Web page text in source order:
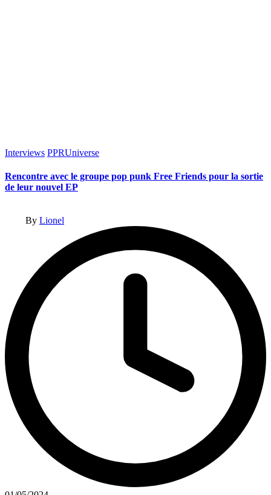
Posted
Interviews PPRUniverse
Rencontre avec le groupe pop punk Free Friends pour la sortie
de leur nouvel EP
By Lionel